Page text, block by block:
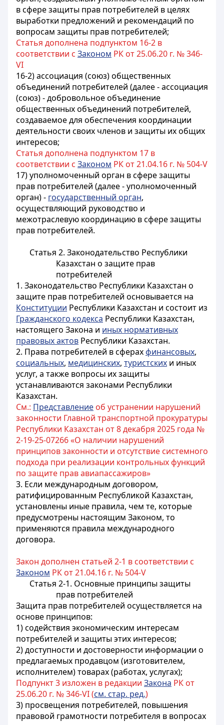
в сфере защиты прав потребителей в целях
выработки предложений и рекомендаций по
вопросам защиты прав потребителей;
Статья дополнена подпунктом 16-2 в
соответствии с Законом РК от 25.06.20 г. № 346-
VI
16-2) ассоциация (союз) общественных
объединений потребителей (далее - ассоциация
(союз) - добровольное объединение
общественных объединений потребителей,
создаваемое для обеспечения координации
деятельности своих членов и защиты их общих
интересов;
Статья дополнена подпунктом 17 в
соответствии с Законом РК от 21.04.16 г. № 504-V
17) уполномоченный орган в сфере защиты
прав потребителей (далее - уполномоченный
орган) - государственный орган,
осуществляющий руководство и
межотраслевую координацию в сфере защиты
прав потребителей.
Статья 2. Законодательство Республики
Казахстан о защите прав
потребителей
1. Законодательство Республики Казахстан о
защите прав потребителей основывается на
Конституции Республики Казахстан и состоит из
Гражданского кодекса Республики Казахстан,
настоящего Закона и иных нормативных
правовых актов Республики Казахстан.
2. Права потребителей в сферахфинансовых,
социальных, медицинских, туристских и иных
услуг, а также вопросы их защиты
устанавливаются законами Республики
Казахстан.
См.: Представление об устранении нарушений
законности Главной транспортной прокуратуры
Республики Казахстан от 8 декабря 2025 года №
2-19-25-07266 «О наличии нарушений
принципов законности и отсутствие системного
подхода при реализации контрольных функций
по защите прав авиапассажиров»
3. Если международным договором,
ратифицированным Республикой Казахстан,
установлены иные правила, чем те, которые
предусмотрены настоящим Законом, то
применяются правила международного
договора.
Закон дополнен статьей 2-1 в соответствии с
Законом РК от 21.04.16 г. № 504-V
Статья 2-1. Основные принципы защиты
прав потребителей
Защита прав потребителей осуществляется на
основе принципов:
1) содействия экономическим интересам
потребителей и защиты этих интересов;
2) доступности и достоверности информации о
предлагаемых продавцом (изготовителем,
исполнителем) товарах (работах, услугах);
Подпункт 3 изложен в редакции Закона РК от
25.06.20 г. № 346-VI (см. стар. ред.)
3) просвещения потребителей, повышения
правовой грамотности потребителя в вопросах